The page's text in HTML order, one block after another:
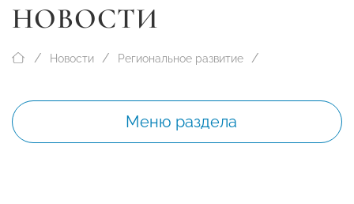
НОВОСТИ
Новости Региональное развитие
Меню раздела